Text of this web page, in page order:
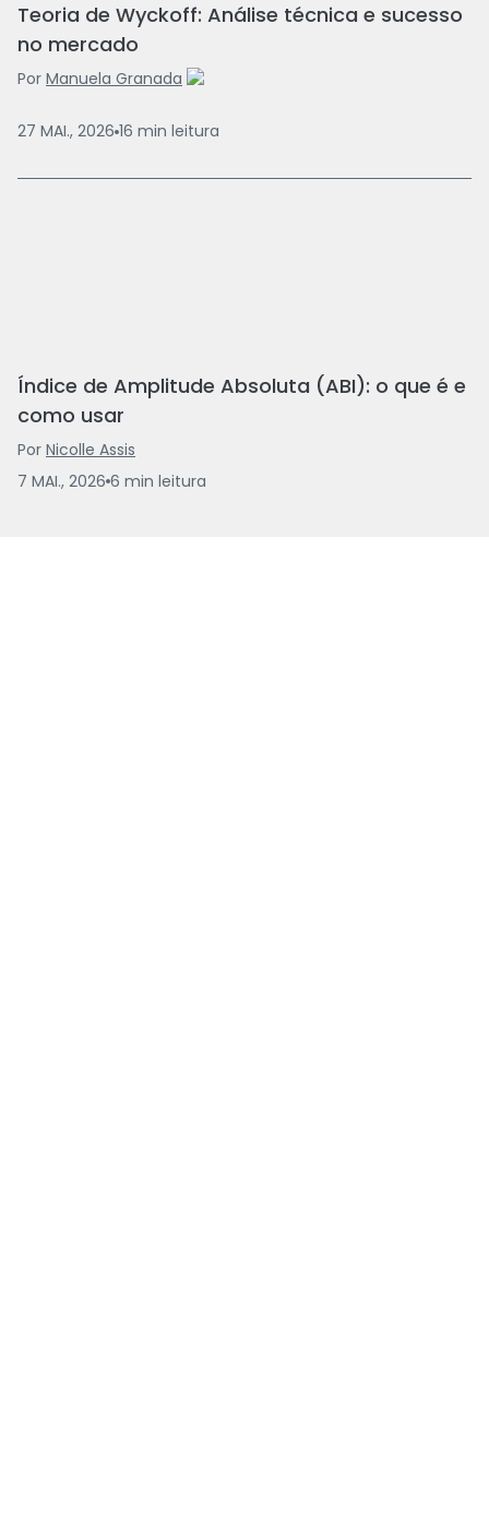
Teoria de Wyckoff: Análise técnica e sucesso
no mercado
Por Manuela Granada
27 MAI., 2026 16 min leitura
Índice de Amplitude Absoluta (ABI): o que é e
como usar
Por Nicolle Assis
7 MAI., 2026 6 min leitura